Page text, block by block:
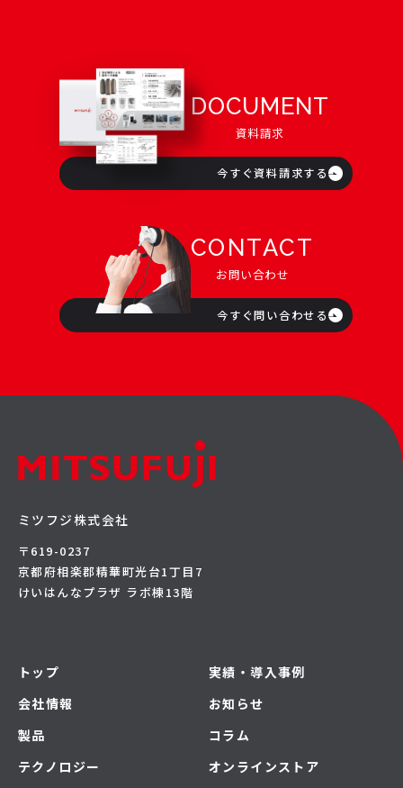
DOCUMENT
資料請求
今すぐ資料請求する
CONTACT
お問い合わせ
今すぐ問い合わせる
ミツフジ株式会社
〒619-0237
京都府相楽郡精華町光台1丁目7
けいはんなプラザ ラボ棟13階
トップ
会社情報
製品
テクノロジー
実績・導入事例
お知らせ
コラム
オンラインストア